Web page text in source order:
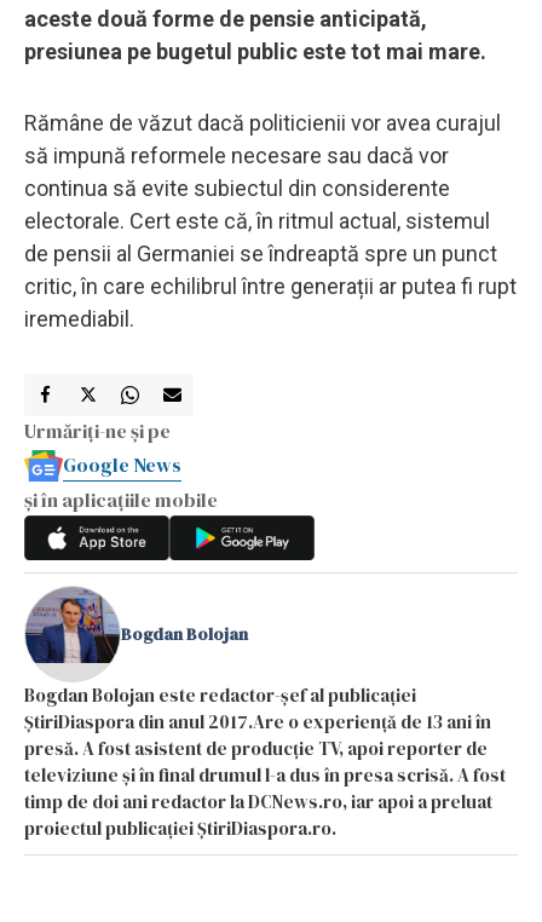
aceste două forme de pensie anticipată,
presiunea pe bugetul public este tot mai mare.
Rămâne de văzut dacă politicienii vor avea curajul
să impună reformele necesare sau dacă vor
continua să evite subiectul din considerente
electorale. Cert este că, în ritmul actual, sistemul
de pensii al Germaniei se îndreaptă spre un punct
critic, în care echilibrul între generații ar putea fi rupt
iremediabil.
Urmăriți-ne și pe
Google News
și în aplicațiile mobile
Bogdan Bolojan
Bogdan Bolojan este redactor-șef al publicației
ȘtiriDiaspora din anul 2017.Are o experiență de 13 ani în
presă. A fost asistent de producție TV, apoi reporter de
televiziune și în final drumul l-a dus în presa scrisă. A fost
timp de doi ani redactor la DCNews.ro, iar apoi a preluat
proiectul publicației ȘtiriDiaspora.ro.